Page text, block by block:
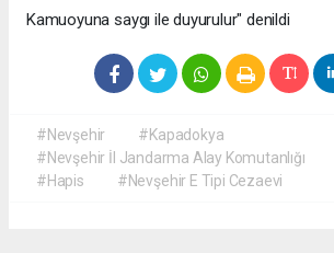
Kamuoyuna saygı ile duyurulur" denildi
#Nevşehir
#Kapadokya
#Nevşehir İl Jandarma Alay Komutanlığı
#Hapis
#Nevşehir E Tipi Cezaevi